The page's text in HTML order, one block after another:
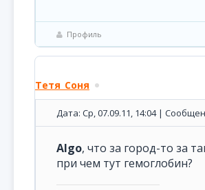
Профиль
Тетя_Соня
Дата: Ср, 07.09.11, 14:04 |
Algo, что за город-то за
при чем тут гемоглобин?